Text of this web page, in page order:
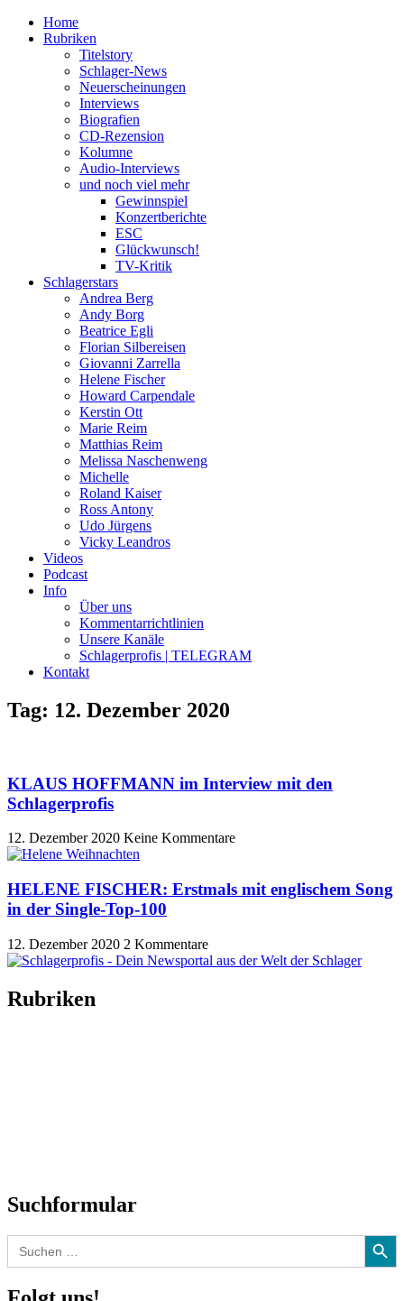
Home
Rubriken
Titelstory
Schlager-News
Neuerscheinungen
Interviews
Biografien
CD-Rezension
Kolumne
Audio-Interviews
und noch viel mehr
Gewinnspiel
Konzertberichte
ESC
Glückwunsch!
TV-Kritik
Schlagerstars
Andrea Berg
Andy Borg
Beatrice Egli
Florian Silbereisen
Giovanni Zarrella
Helene Fischer
Howard Carpendale
Kerstin Ott
Marie Reim
Matthias Reim
Melissa Naschenweng
Michelle
Roland Kaiser
Ross Antony
Udo Jürgens
Vicky Leandros
Videos
Podcast
Info
Über uns
Kommentarrichtlinien
Unsere Kanäle
Schlagerprofis | TELEGRAM
Kontakt
Tag: 12. Dezember 2020
KLAUS HOFFMANN im Interview mit den
Schlagerprofis
12. Dezember 2020 Keine Kommentare
HELENE FISCHER: Erstmals mit englischem Song
in der Single-Top-100
12. Dezember 2020 2 Kommentare
Rubriken
Suchformular
Search
for:
Search Button